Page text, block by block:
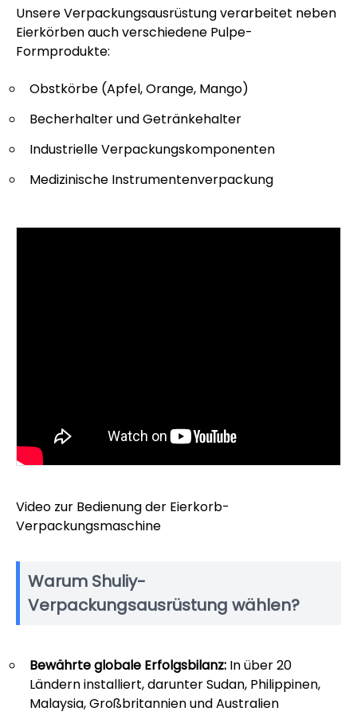
Unsere Verpackungsausrüstung verarbeitet neben
Eierkörben auch verschiedene Pulpe-
Formprodukte:
Obstkörbe (Apfel, Orange, Mango)
Becherhalter und Getränkehalter
Industrielle Verpackungskomponenten
Medizinische Instrumentenverpackung
Video zur Bedienung der Eierkorb-
Verpackungsmaschine
Warum Shuliy-
Verpackungsausrüstung wählen?
Bewährte globale Erfolgsbilanz: In über 20
Ländern installiert, darunter Sudan, Philippinen,
Malaysia, Großbritannien und Australien